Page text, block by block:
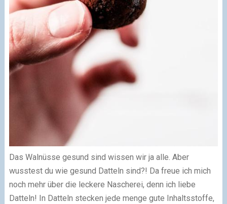
Das Walnüsse gesund sind wissen wir ja alle. Aber
wusstest du wie gesund Datteln sind?! Da freue ich mich
noch mehr über die leckere Nascherei, denn ich liebe
Datteln! In Datteln stecken jede menge gute Inhaltsstoffe,